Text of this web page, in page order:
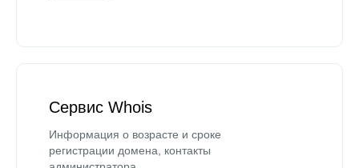
Сервис Whois
Информация о возрасте и сроке
регистрации домена, контакты